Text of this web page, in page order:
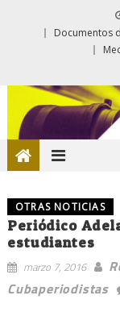
Documentos
OTRAS NOTICIAS
Periódico
estudiantes
marzo 7, 2016
Cubaperiodistas